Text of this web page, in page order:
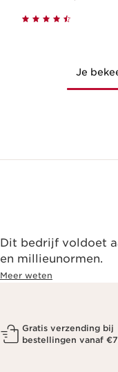
Je
Dit bedrijf voldoet
en millieunormen.
Meer weten
Gratis verzending bij
bestellingen vanaf